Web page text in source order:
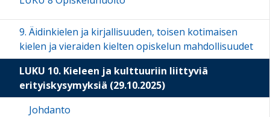
9. Äidinkielen ja kirjallisuuden, toisen kotimaisen
kielen ja vieraiden kielten opiskelun mahdollisuudet
LUKU 10. Kieleen ja kulttuuriin liittyviä
erityiskysymyksiä (29.10.2025)
Johdanto